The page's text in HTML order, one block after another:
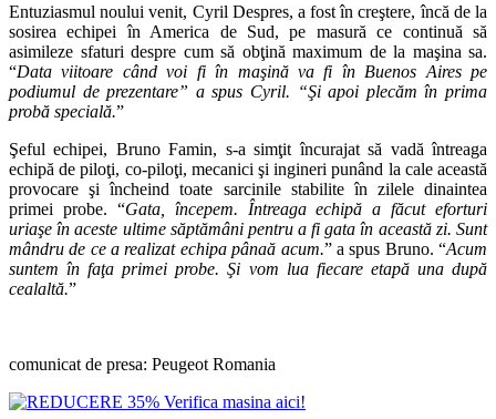
Entuziasmul noului venit, Cyril Despres, a fost în creştere, încă de la
sosirea echipei în America de Sud, pe masură ce continuă să
asimileze sfaturi despre cum să obţină maximum de la maşina sa.
“Data viitoare când voi fi în maşină va fi în Buenos Aires pe
podiumul de prezentare” a spus Cyril. “Şi apoi plecăm în prima
probă specială.”
Şeful echipei, Bruno Famin, s-a simţit încurajat să vadă întreaga
echipă de piloţi, co-piloţi, mecanici şi ingineri punând la cale această
provocare şi încheind toate sarcinile stabilite în zilele dinaintea
primei probe. “Gata, începem. Întreaga echipă a făcut eforturi
uriaşe în aceste ultime săptămâni pentru a fi gata în această zi. Sunt
mândru de ce a realizat echipa pânaă acum.” a spus Bruno. “Acum
suntem în faţa primei probe. Şi vom lua fiecare etapă una după
cealaltă.”
comunicat de presa: Peugeot Romania